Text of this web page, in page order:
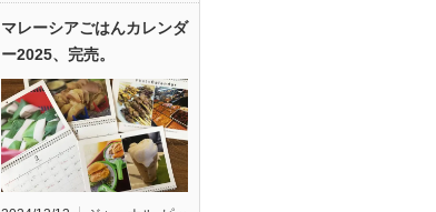
マレーシアごはんカレンダ
ー2025、完売。